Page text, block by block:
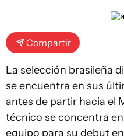
Compartir
La selección brasileña
se encuentra en sus
antes de partir hacia el
técnico se concentra
equipo para su debut